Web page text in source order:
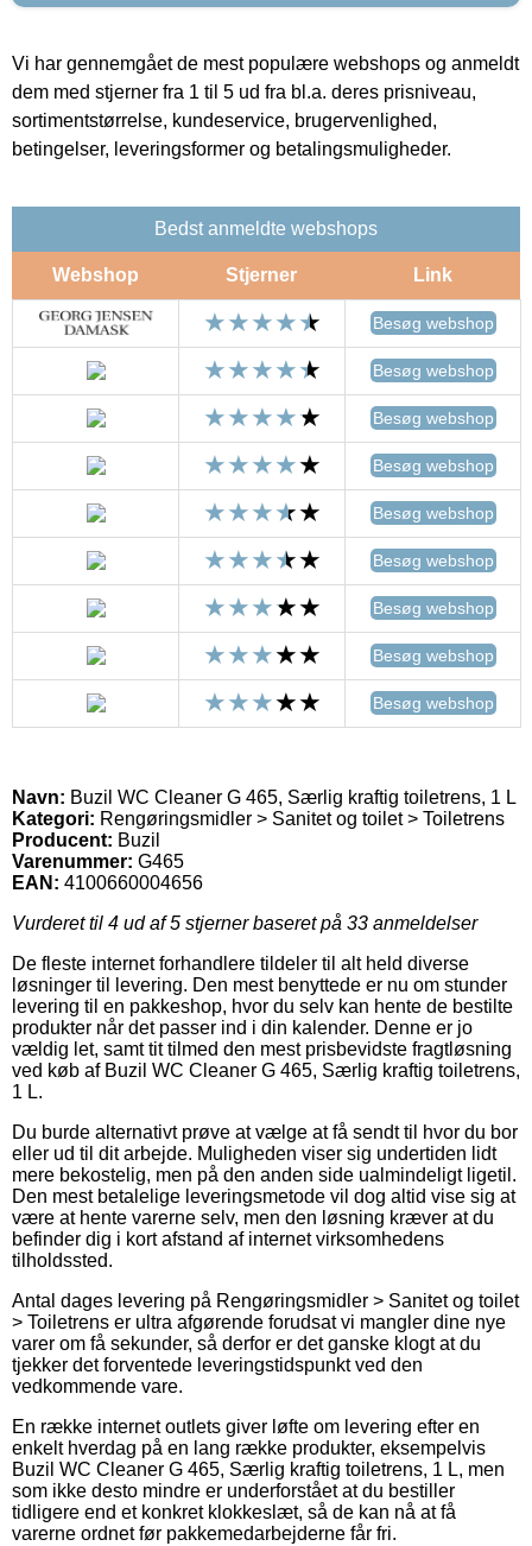
Vi har gennemgået de mest populære webshops og anmeldt
dem med stjerner fra 1 til 5 ud fra bl.a. deres prisniveau,
sortimentstørrelse, kundeservice, brugervenlighed,
betingelser, leveringsformer og betalingsmuligheder.
Bedst anmeldte webshops
Webshop Stjerner Link
Besøg webshop
Besøg webshop
Besøg webshop
Besøg webshop
Besøg webshop
Besøg webshop
Besøg webshop
Besøg webshop
Besøg webshop
Navn: Buzil WC Cleaner G 465, Særlig kraftig toiletrens, 1 L
Kategori: Rengøringsmidler > Sanitet og toilet > Toiletrens
Producent: Buzil
Varenummer: G465
EAN: 4100660004656
Vurderet til 4 ud af 5 stjerner baseret på 33 anmeldelser
De fleste internet forhandlere tildeler til alt held diverse
løsninger til levering. Den mest benyttede er nu om stunder
levering til en pakkeshop, hvor du selv kan hente de bestilte
produkter når det passer ind i din kalender. Denne er jo
vældig let, samt tit tilmed den mest prisbevidste fragtløsning
ved køb af Buzil WC Cleaner G 465, Særlig kraftig toiletrens,
1 L.
Du burde alternativt prøve at vælge at få sendt til hvor du bor
eller ud til dit arbejde. Muligheden viser sig undertiden lidt
mere bekostelig, men på den anden side ualmindeligt ligetil.
Den mest betalelige leveringsmetode vil dog altid vise sig at
være at hente varerne selv, men den løsning kræver at du
befinder dig i kort afstand af internet virksomhedens
tilholdssted.
Antal dages levering på Rengøringsmidler > Sanitet og toilet
> Toiletrens er ultra afgørende forudsat vi mangler dine nye
varer om få sekunder, så derfor er det ganske klogt at du
tjekker det forventede leveringstidspunkt ved den
vedkommende vare.
En række internet outlets giver løfte om levering efter en
enkelt hverdag på en lang række produkter, eksempelvis
Buzil WC Cleaner G 465, Særlig kraftig toiletrens, 1 L, men
som ikke desto mindre er underforstået at du bestiller
tidligere end et konkret klokkeslæt, så de kan nå at få
varerne ordnet før pakkemedarbejderne får fri.